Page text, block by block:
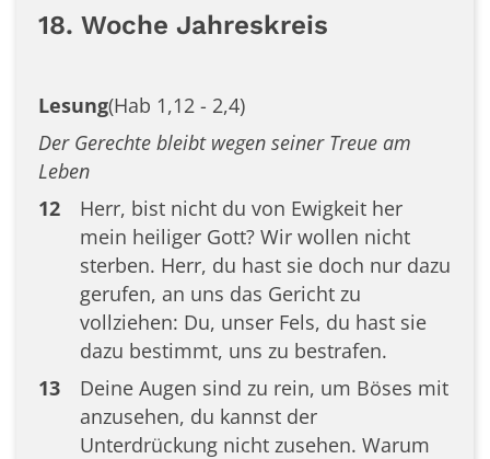
18. Woche Jahreskreis
Lesung(Hab 1,12 - 2,4)
Der Gerechte bleibt wegen seiner Treue am
Leben
12
Herr, bist nicht du von Ewigkeit her
mein heiliger Gott? Wir wollen nicht
sterben. Herr, du hast sie doch nur dazu
gerufen, an uns das Gericht zu
vollziehen: Du, unser Fels, du hast sie
dazu bestimmt, uns zu bestrafen.
13
Deine Augen sind zu rein, um Böses mit
anzusehen, du kannst der
Unterdrückung nicht zusehen. Warum